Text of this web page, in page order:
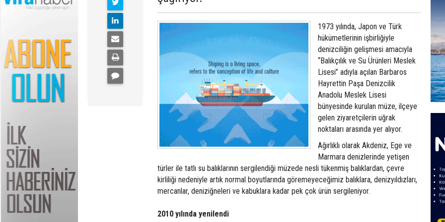
1973 yılında, Japon ve Türk
hükümetlerinin işbirliğiyle
denizciliğin gelişmesi amacıyla
“Balıkçılık ve Su Ürünleri Meslek
Lisesi” adıyla açılan Barbaros
Hayrettin Paşa Denizcilik
Anadolu Meslek Lisesi
bünyesinde kurulan müze, ilçeye
gelen ziyaretçilerin uğrak
noktaları arasında yer alıyor.
Ağırlıklı olarak Akdeniz, Ege ve
Marmara denizlerinde yetişen
türler ile tatlı su balıklarının sergilendiği müzede nesli tükenmiş balıklardan, çevre
kirliliği nedeniyle artık normal boyutlarında göremeyeceğimiz balıklara, denizyıldızları,
mercanlar, deniziğneleri ve kabuklara kadar pek çok ürün sergileniyor.
2010 yılında yenilendi